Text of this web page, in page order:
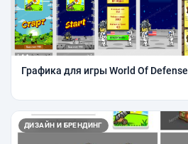
Графика для игры World Of Defense
ДИЗАЙН И БРЕНДИНГ